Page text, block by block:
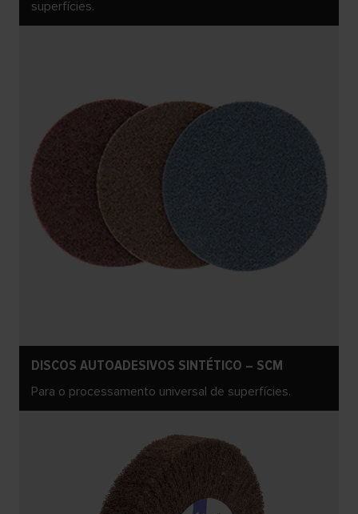
superfícies.
DISCOS AUTOADESIVOS SINTÉTICO – SCM
Para o processamento universal de superfícies.